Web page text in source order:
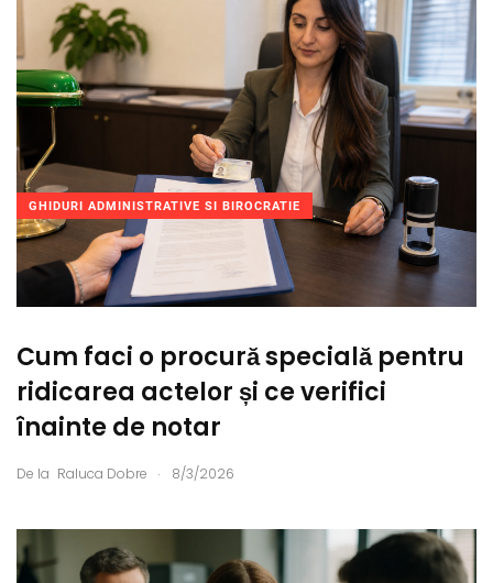
GHIDURI ADMINISTRATIVE SI BIROCRATIE
Cum faci o procură specială pentru
ridicarea actelor și ce verifici
înainte de notar
De la Raluca Dobre . 8/3/2026